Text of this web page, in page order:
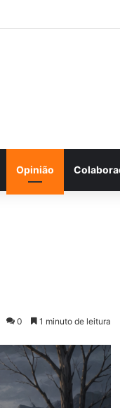
Opinião
0 1 minuto de leitura